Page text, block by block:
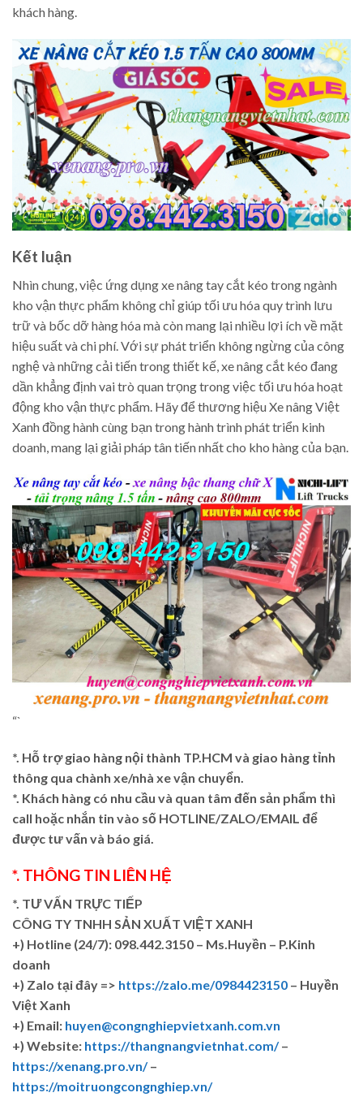
khách hàng.
Kết luận
Nhìn chung, việc ứng dụng xe nâng tay cắt kéo trong ngành
kho vận thực phẩm không chỉ giúp tối ưu hóa quy trình lưu
trữ và bốc dỡ hàng hóa mà còn mang lại nhiều lợi ích về mặt
hiệu suất và chi phí. Với sự phát triển không ngừng của công
nghệ và những cải tiến trong thiết kế, xe nâng cắt kéo đang
dần khẳng định vai trò quan trọng trong việc tối ưu hóa hoạt
động kho vận thực phẩm. Hãy để thương hiệu Xe nâng Việt
Xanh đồng hành cùng bạn trong hành trình phát triển kinh
doanh, mang lại giải pháp tân tiến nhất cho kho hàng của bạn.
“`
*. Hỗ trợ giao hàng nội thành TP.HCM và giao hàng tỉnh
thông qua chành xe/nhà xe vận chuyển.
*. Khách hàng có nhu cầu và quan tâm đến sản phẩm thì
call hoặc nhắn tin vào số HOTLINE/ZALO/EMAIL để
được tư vấn và báo giá.
*. THÔNG TIN LIÊN HỆ
*. TƯ VẤN TRỰC TIẾP
CÔNG TY TNHH SẢN XUẤT VIỆT XANH
+) Hotline (24/7): 098.442.3150 – Ms.Huyền – P.Kinh
doanh
+) Zalo tại đây => https://zalo.me/0984423150 – Huyền
Việt Xanh
+) Email: huyen@congnghiepvietxanh.com.vn
+) Website: https://thangnangvietnhat.com/–
https://xenang.pro.vn/–
https://moitruongcongnghiep.vn/